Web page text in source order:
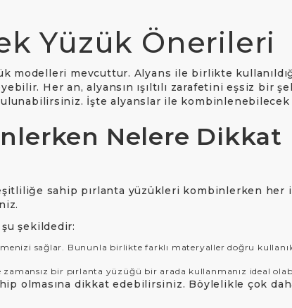
Yüzük Önerileri
modelleri mevcuttur. Alyans ile birlikte
Her an, alyansın ışıltılı zarafetini eşsiz bir
İşte alyanslar ile
Nelere Dikkat
sahip pırlanta yüzükleri kombinlerken her
şekildedir:
sağlar. Bununla birlikte farklı materyaller doğru
bir pırlanta yüzüğü bir arada kullanmanız ideal
olmasına dikkat edebilirsiniz. Böylelikle çok